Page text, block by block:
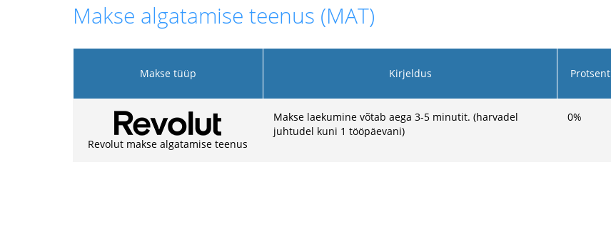
Makse algatamise teenus (MAT)
Makse tüüp Kirjeldus Protsent
Revolut makse algatamise teenus
Makse laekumine võtab aega 3-5 minutit. (harvadel
juhtudel kuni 1 tööpäevani)
0%